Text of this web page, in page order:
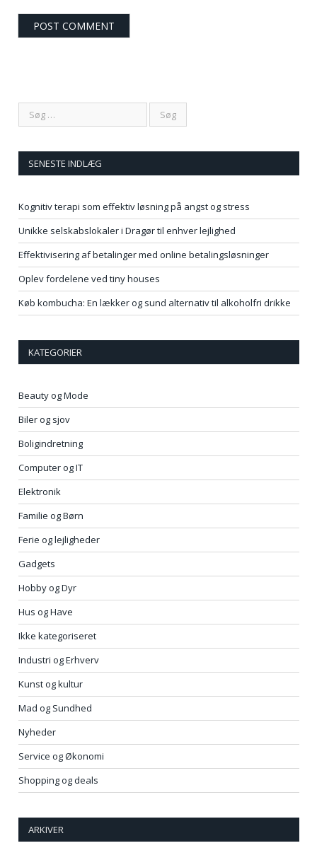
SENESTE INDLÆG
Kognitiv terapi som effektiv løsning på angst og stress
Unikke selskabslokaler i Dragør til enhver lejlighed
Effektivisering af betalinger med online betalingsløsninger
Oplev fordelene ved tiny houses
Køb kombucha: En lækker og sund alternativ til alkoholfri drikke
KATEGORIER
Beauty og Mode
Biler og sjov
Boligindretning
Computer og IT
Elektronik
Familie og Børn
Ferie og lejligheder
Gadgets
Hobby og Dyr
Hus og Have
Ikke kategoriseret
Industri og Erhverv
Kunst og kultur
Mad og Sundhed
Nyheder
Service og Økonomi
Shopping og deals
ARKIVER